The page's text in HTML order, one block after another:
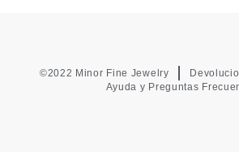
©2022 Minor Fine Jewelry
Ayuda y Preguntas